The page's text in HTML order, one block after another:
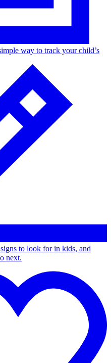
way to track your child’s
to look for in kids, and
next.